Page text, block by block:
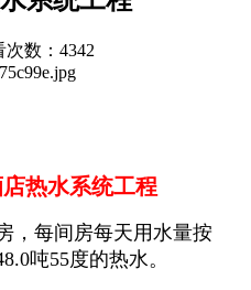
数：4342
热水系统工程
，每间房每天用水量按
吨55度的热水。